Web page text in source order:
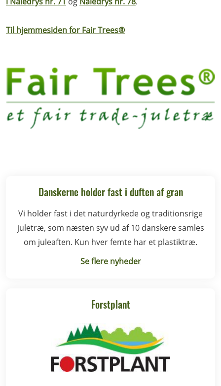
Til hjemmesiden for Fair Trees®
Danskerne holder fast i duften af gran
Vi holder fast i det naturdyrkede og traditionsrige
juletræ, som næsten syv ud af 10 danskere samles
om juleaften. Kun hver femte har et plastiktræ.
Se flere nyheder
Forstplant